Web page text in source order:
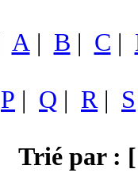
A| B | C |
P | Q | R| S
Trié par : [